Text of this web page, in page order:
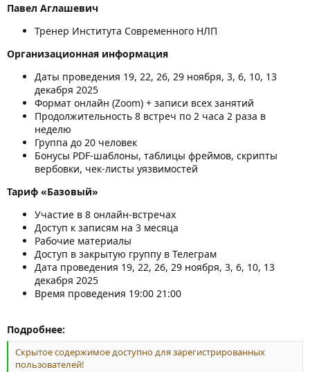
Павел Аглашевич
Тренер Института Современного НЛП
Организационная информация
Даты проведения 19, 22, 26, 29 ноября, 3, 6, 10, 13
декабря 2025
Формат онлайн (Zoom) + записи всех занятий
Продолжительность 8 встреч по 2 часа 2 раза в
неделю
Группа до 20 человек
Бонусы PDF-шаблоны, таблицы фреймов, скрипты
вербовки, чек-листы уязвимостей
Тариф «Базовый»
Участие в 8 онлайн-встречах
Доступ к записям на 3 месяца
Рабочие материалы
Доступ в закрытую группу в Телеграм
Дата проведения 19, 22, 26, 29 ноября, 3, 6, 10, 13
декабря 2025
Время проведения 19:00 21:00
Подробнее:
Скрытое содержимое доступно для зарегистрированных
пользователей!